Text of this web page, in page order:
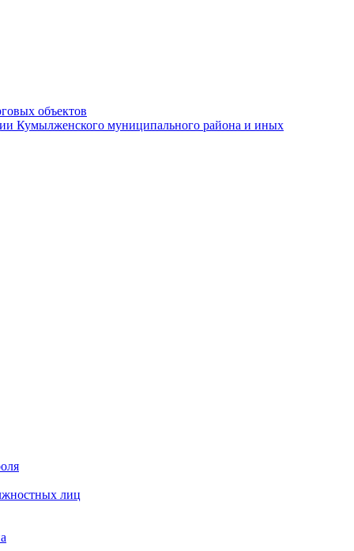
объектов
Кумылженского муниципального района и иных
лиц